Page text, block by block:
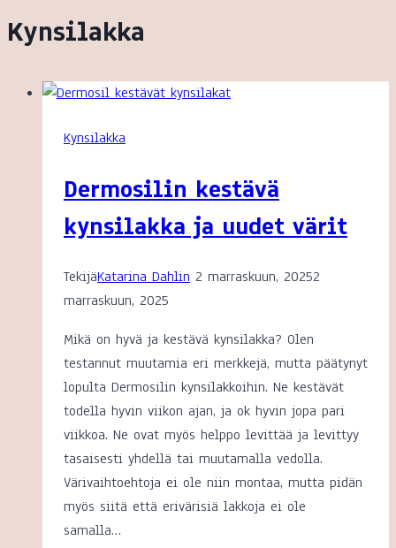
Kynsilakka
Kynsilakka
Dermosilin kestävä
kynsilakka ja uudet värit
TekijäKatarina Dahlin 2 marraskuun, 20252
marraskuun, 2025
Mikä on hyvä ja kestävä kynsilakka? Olen
testannut muutamia eri merkkejä, mutta päätynyt
lopulta Dermosilin kynsilakkoihin. Ne kestävät
todella hyvin viikon ajan, ja ok hyvin jopa pari
viikkoa. Ne ovat myös helppo levittää ja levittyy
tasaisesti yhdellä tai muutamalla vedolla.
Värivaihtoehtoja ei ole niin montaa, mutta pidän
myös siitä että erivärisiä lakkoja ei ole
samalla…